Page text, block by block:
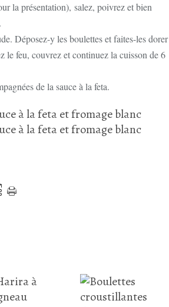
la présentation), salez, poivrez et bien
Déposez-y les boulettes et faites-les dorer
le feu, couvrez et continuez la cuisson de 6
de la sauce à la feta.